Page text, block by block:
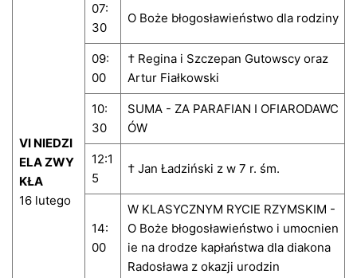
VI NIEDZI
ELA ZWY
KŁA
16 lutego
07:
30
O Boże błogosławieństwo dla rodziny
09:
00
† Regina i Szczepan Gutowscy oraz
Artur Fiałkowski
10:
30
SUMA - ZA PARAFIAN I OFIARODAWC
ÓW
12:1
5
† Jan Ładziński z w 7 r. śm.
14:
00
W KLASYCZNYM RYCIE RZYMSKIM -
O Boże błogosławieństwo i umocnien
ie na drodze kapłaństwa dla diakona
Radosława z okazji urodzin